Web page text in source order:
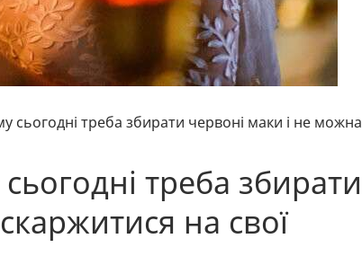
сьогодні треба збирати червоні маки і не можна
треба збирати
на свої